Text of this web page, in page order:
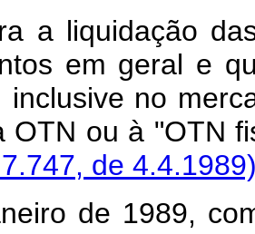
a liquidação
em geral e
inclusive no
OTN ou à "OTN
de
de 1989,